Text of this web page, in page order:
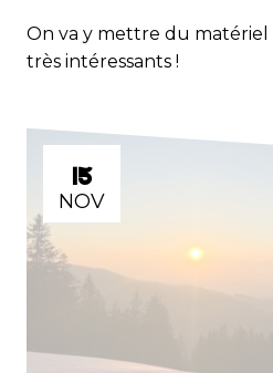
On va y mettre du matériel
très intéressants !
15
NOV